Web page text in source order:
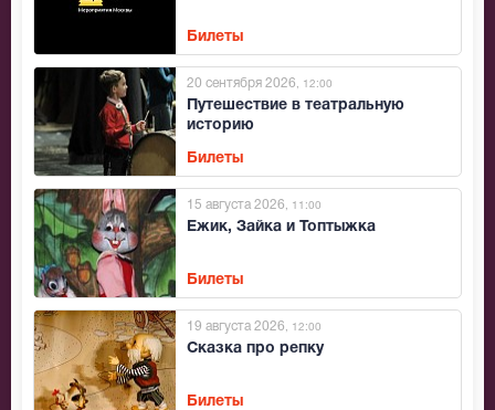
Билеты
Путешествие в театральную
историю
20 сентября 2026 , 12:00
Билеты
Ежик, Зайка и Топтыжка
15 августа 2026 , 11:00
Билеты
Сказка про репку
19 августа 2026 , 12:00
Билеты